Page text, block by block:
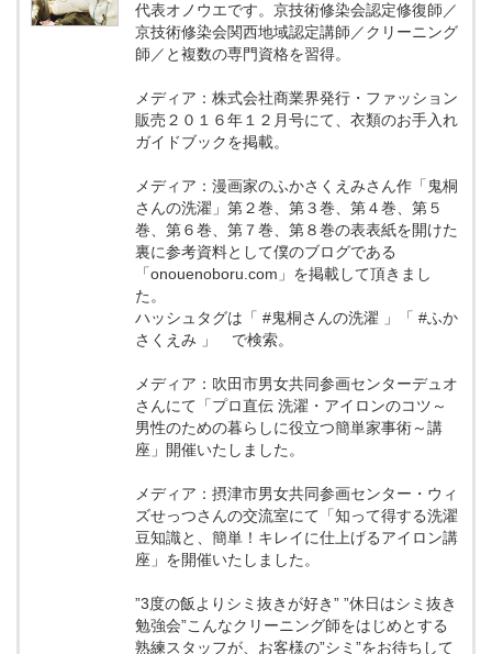
代表オノウエです。京技術修染会認定修復師／
京技術修染会関西地域認定講師／クリーニング
師／と複数の専門資格を習得。
メディア：株式会社商業界発行・ファッション
販売２０１６年１２月号にて、衣類のお手入れ
ガイドブックを掲載。
メディア：漫画家のふかさくえみさん作「鬼桐
さんの洗濯」第２巻、第３巻、第４巻、第５
巻、第６巻、第７巻、第８巻の表表紙を開けた
裏に参考資料として僕のブログである
「onouenoboru.com」を掲載して頂きまし
た。
ハッシュタグは「 #鬼桐さんの洗濯 」「 #ふか
さくえみ 」 で検索。
メディア：吹田市男女共同参画センターデュオ
さんにて「プロ直伝 洗濯・アイロンのコツ～
男性のための暮らしに役立つ簡単家事術～講
座」開催いたしました。
メディア：摂津市男女共同参画センター・ウィ
ズせっつさんの交流室にて「知って得する洗濯
豆知識と、簡単！キレイに仕上げるアイロン講
座」を開催いたしました。
”3度の飯よりシミ抜きが好き” ”休日はシミ抜き
勉強会”こんなクリーニング師をはじめとする
熟練スタッフが、お客様の”シミ”をお待ちして